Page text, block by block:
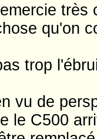
très
qu'on
trop
vu de
le C500